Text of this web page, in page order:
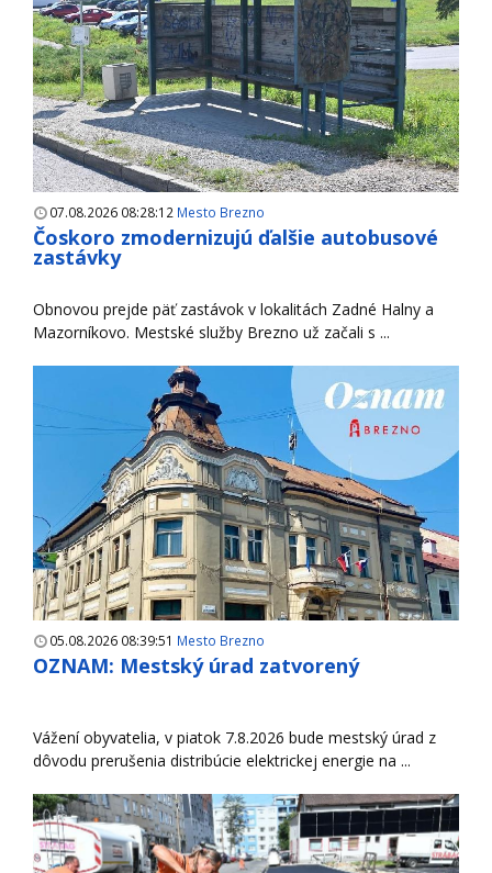
07.08.2026 08:28:12 Mesto Brezno
Čoskoro zmodernizujú ďalšie autobusové
zastávky
Obnovou prejde päť zastávok v lokalitách Zadné Halny a
Mazorníkovo. Mestské služby Brezno už začali s ...
05.08.2026 08:39:51 Mesto Brezno
OZNAM: Mestský úrad zatvorený
Vážení obyvatelia, v piatok 7.8.2026 bude mestský úrad z
dôvodu prerušenia distribúcie elektrickej energie na ...